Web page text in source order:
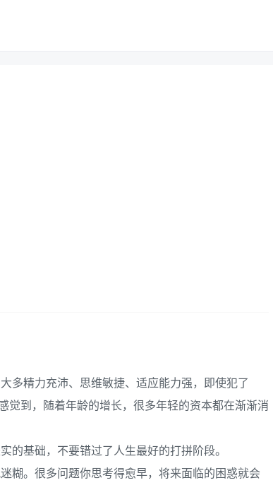
多精力充沛、思维敏捷、适应能力强，即使犯了
觉到，随着年龄的增长，很多年轻的资本都在渐渐消
的基础，不要错过了人生最好的打拼阶段。
糊。很多问题你思考得愈早，将来面临的困惑就会